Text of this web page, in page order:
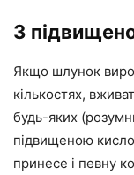
З
Якщо шлунок
кількостях,
будь-яких
підвищеною
принесе і певну